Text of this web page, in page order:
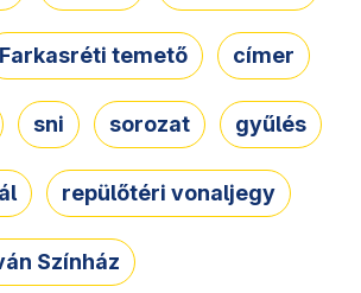
Farkasréti temető címer
sni sorozat gyűlés
repülőtéri vonaljegy
Színház